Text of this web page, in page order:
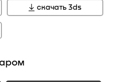
скачать 3ds